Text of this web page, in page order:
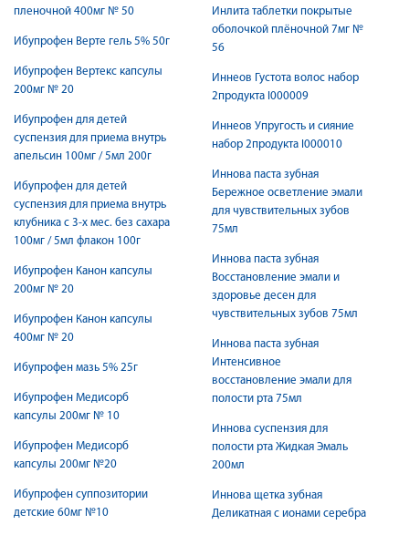
пленочной 400мг № 50
Ибупрофен Верте гель 5% 50г
Ибупрофен Вертекс капсулы
200мг № 20
Ибупрофен для детей
суспензия для приема внутрь
апельсин 100мг / 5мл 200г
Ибупрофен для детей
суспензия для приема внутрь
клубника с 3-х мес. без сахара
100мг / 5мл флакон 100г
Ибупрофен Канон капсулы
200мг № 20
Ибупрофен Канон капсулы
400мг № 20
Ибупрофен мазь 5% 25г
Ибупрофен Медисорб
капсулы 200мг № 10
Ибупрофен Медисорб
капсулы 200мг №20
Ибупрофен суппозитории
детские 60мг №10
Инлита таблетки покрытые
оболочкой плёночной 7мг №
56
Иннеов Густота волос набор
2продукта I000009
Иннеов Упругость и сияние
набор 2продукта I000010
Иннова паста зубная
Бережное осветление эмали
для чувствительных зубов
75мл
Иннова паста зубная
Восстановление эмали и
здоровье десен для
чувствительных зубов 75мл
Иннова паста зубная
Интенсивное
восстановление эмали для
полости рта 75мл
Иннова суспензия для
полости рта Жидкая Эмаль
200мл
Иннова щетка зубная
Деликатная с ионами серебра